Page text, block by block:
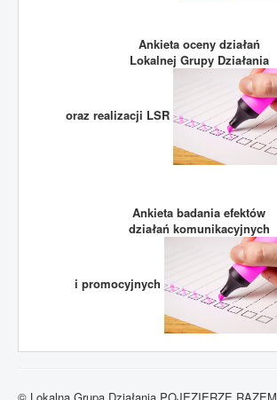
Ankieta oceny działań
Lokalnej Grupy Działania
oraz realizacji LSR
Ankieta badania efektów
działań komunikacyjnych
i promocyjnych